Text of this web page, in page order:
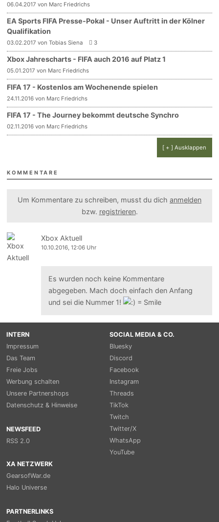
06.04.2017 von Marc Friedrichs
EA Sports FIFA Presse-Pokal - Unser Auftritt in der Kölner
Qualifikation
03.02.2017 von Tobias Siena 3
Xbox Jahrescharts - FIFA auch 2016 auf Platz 1
05.01.2017 von Marc Friedrichs
FIFA 17 - Kostenlos am Wochenende spielen
24.11.2016 von Marc Friedrichs
FIFA 17 - The Journey bekommt deutsche Synchro
02.11.2016 von Marc Friedrichs
[ + ] Ausklappen
KOMMENTARE
Um Kommentare zu schreiben, musst du dich anmelden
bzw. registrieren.
Xbox Aktuell
10.10.2016, 12:06 Uhr
Es wurden noch keine Kommentare
abgegeben. Mach doch einfach den Anfang
und sei die Nummer 1!
INTERN
Impressum
Das Team
Freie Jobs
Werbung schalten
Unsere Partnershops
Datenschutz & Hinweise
NEWSFEED
RSS 2.0
SOCIAL MEDIA & CO.
Bluesky
Discord
Facebook
Instagram
Threads
TikTok
Twitch
Twitter/X
WhatsApp
YouTube
XA NETZWERK
GearsofWar.de
Halo Universe
PARTNERLINKS